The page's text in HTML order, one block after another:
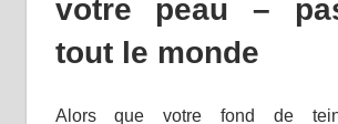
votre peau –
tout le monde
Alors que votre fond de